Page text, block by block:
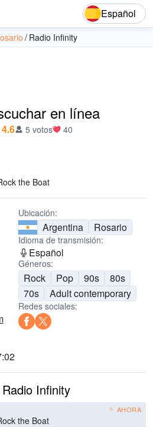
Español
Radio Infinity
en línea
4.6 5 votos 40
the Boat
Ubicación:
Argentina Rosario
Idioma de transmisión:
Español
Géneros:
Rock Pop 90s
80s
70s
Adult contemporary
Redes sociales:
Infinity
AHORA
the Boat